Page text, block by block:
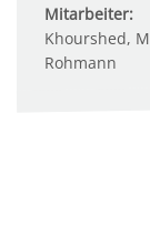
Mitarbeiter:
Khourshed,
Rohmann